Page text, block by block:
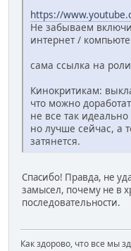
https://
Не забываем
интернет /
сама ссылка на
Кинокритикам:
что можно
не все так
но лучше сейчас, а
затянется.
Спасибо! Правда, не
замысел, почему не в
последовательности.
Как здорово, что все мы